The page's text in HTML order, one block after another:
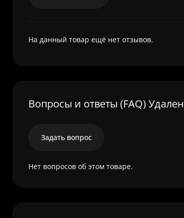
На данный товар ещё нет отзывов.
Вопросы и ответы (FAQ)
Задать вопрос
Нет вопросов об этом товаре.